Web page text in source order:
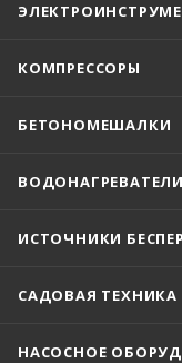
КОМПРЕССОРЫ
БЕТОНОМЕШАЛКИ
ВОДОНАГРЕВАТЕЛИ
ИСТОЧНИКИ
САДОВАЯ ТЕХНИКА
НАСОСНОЕ